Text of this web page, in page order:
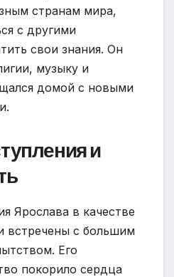
странам мира,
с другими
свои знания. Он
музыку и
домой с новыми
и
Ярослава в качестве
встречены с большим
Его
покорило сердца